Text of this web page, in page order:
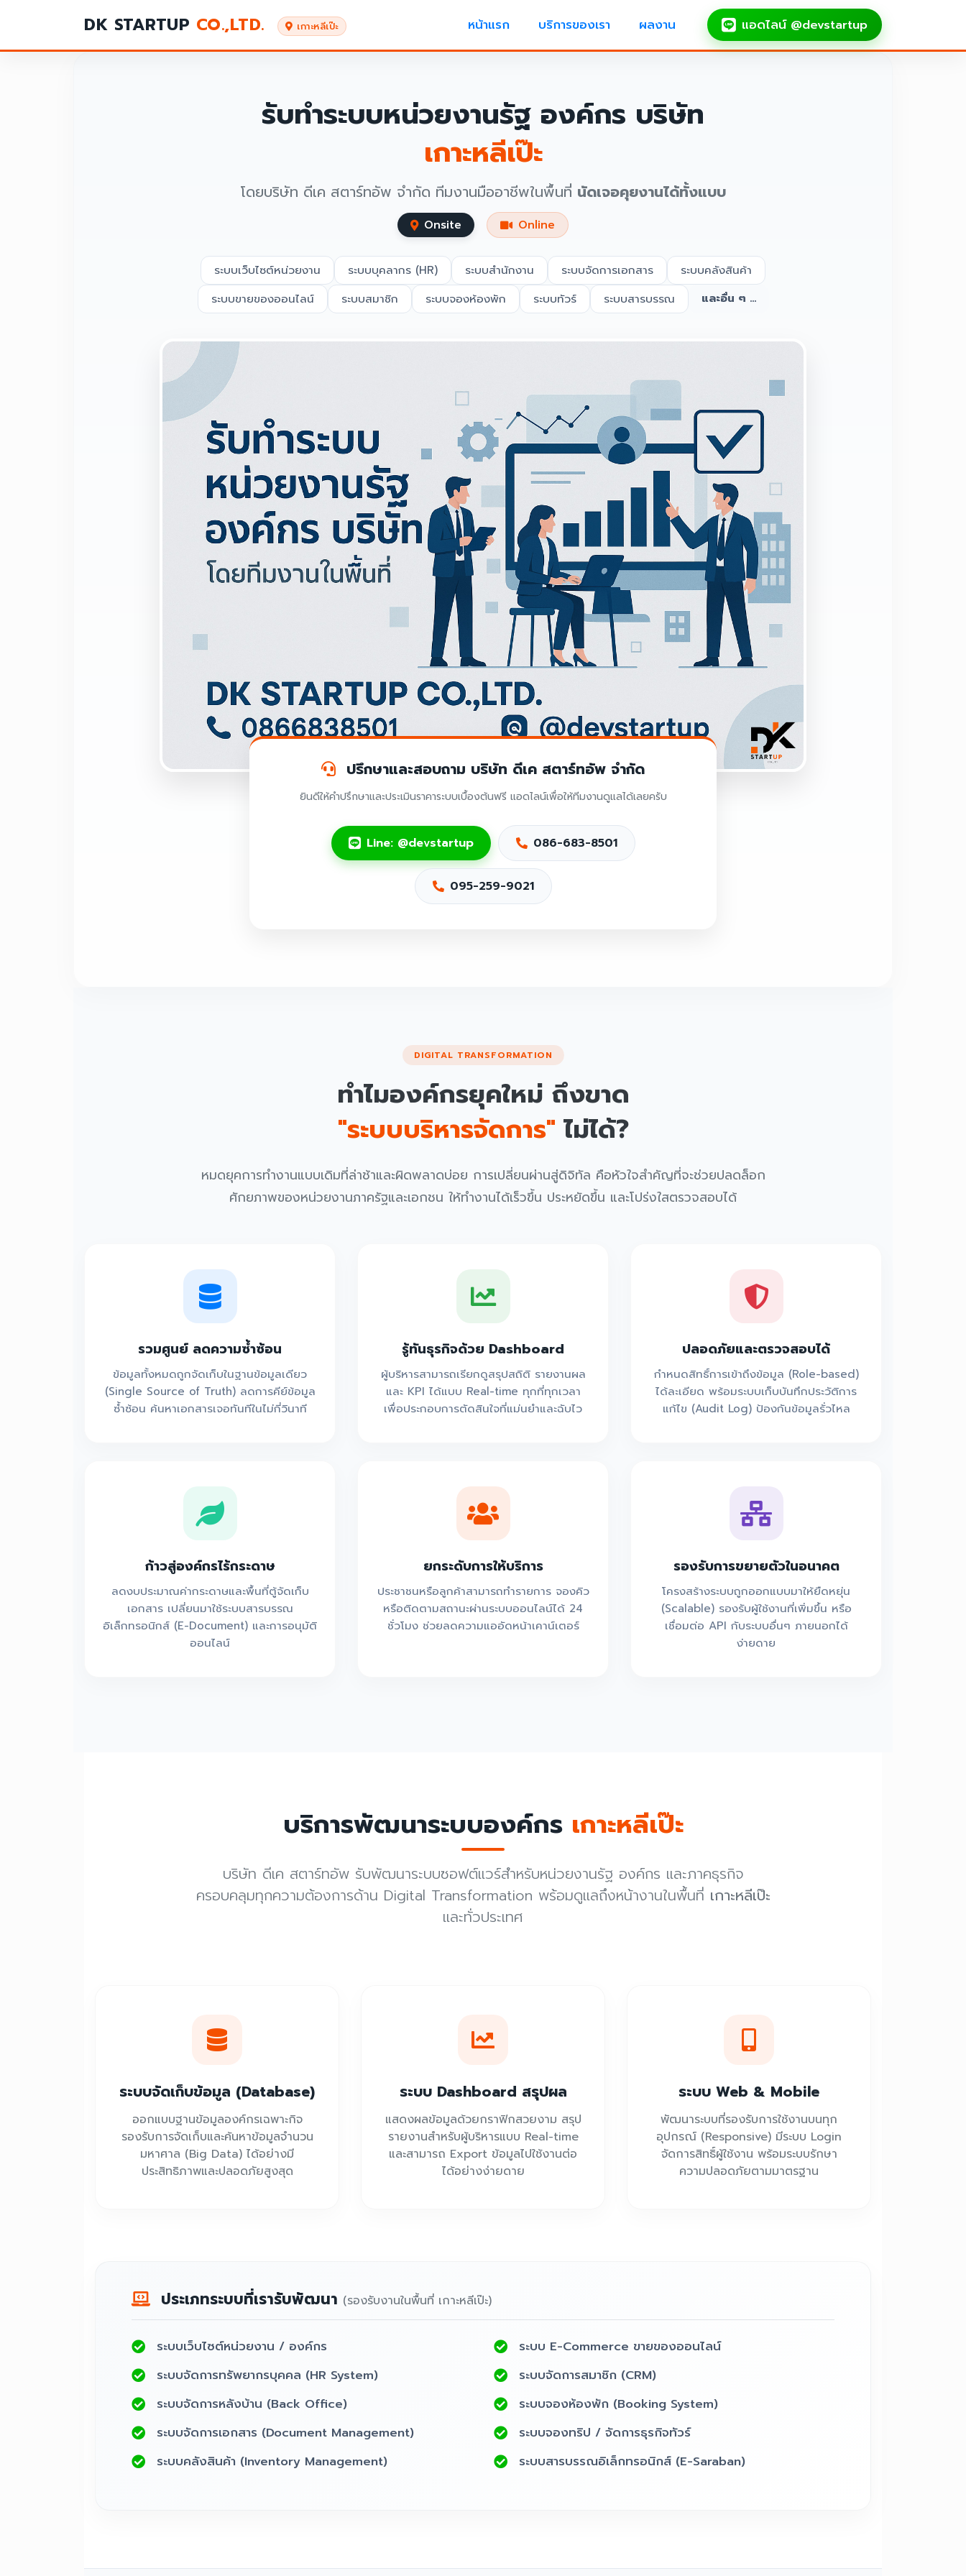
DK STARTUP CO.,LTD. เกาะหลีเป๊ะ หน้าแรก บริการของเรา ผลงาน แอดไลน์ @devstartup
รับทำระบบหน่วยงานรัฐ องค์กร บริษัท
เกาะหลีเป๊ะ
โดยบริษัท ดีเค สตาร์ทอัพ จำกัด ทีมงานมืออาชีพในพื้นที่ นัดเจอคุยงานได้ทั้งแบบ
Onsite Online
ระบบเว็บไซต์หน่วยงาน ระบบบุคลากร (HR) ระบบสำนักงาน ระบบจัดการเอกสาร
ระบบคลังสินค้า
ระบบขายของออนไลน์
ระบบสมาชิก ระบบจองห้องพัก ระบบทัวร์ ระบบสารบรรณ และอื่น ๆ ...
ปรึกษาและสอบถาม บริษัท ดีเค สตาร์ทอัพ จำกัด
ยินดีให้คำปรึกษาและประเมินราคาระบบเบื้องต้นฟรี แอดไลน์เพื่อให้ทีมงานดูแลได้เลยครับ
Line: @devstartup 086-683-8501
095-259-9021
DIGITAL TRANSFORMATION
ทำไมองค์กรยุคใหม่ ถึงขาด
"ระบบบริหารจัดการ" ไม่ได้?
หมดยุคการทำงานแบบเดิมที่ล่าช้าและผิดพลาดบ่อย การเปลี่ยนผ่านสู่ดิจิทัล คือหัวใจสำคัญที่จะช่วยปลดล็อก
ศักยภาพของหน่วยงานภาครัฐและเอกชน ให้ทำงานได้เร็วขึ้น ประหยัดขึ้น และโปร่งใสตรวจสอบได้
รวมศูนย์ ลดความซ้ำซ้อน
ข้อมูลทั้งหมดถูกจัดเก็บในฐานข้อมูลเดียว
(Single Source of Truth) ลดการคีย์ข้อมูล
ซ้ำซ้อน ค้นหาเอกสารเจอทันทีในไม่กี่วินาที
รู้ทันธุรกิจด้วย Dashboard
ผู้บริหารสามารถเรียกดูสรุปสถิติ รายงานผล
และ KPI ได้แบบ Real-time ทุกที่ทุกเวลา
เพื่อประกอบการตัดสินใจที่แม่นยำและฉับไว
ปลอดภัยและตรวจสอบได้
กำหนดสิทธิ์การเข้าถึงข้อมูล (Role-based)
ได้ละเอียด พร้อมระบบเก็บบันทึกประวัติการ
แก้ไข (Audit Log) ป้องกันข้อมูลรั่วไหล
ก้าวสู่องค์กรไร้กระดาษ
ลดงบประมาณค่ากระดาษและพื้นที่ตู้จัดเก็บ
เอกสาร เปลี่ยนมาใช้ระบบสารบรรณ
อิเล็กทรอนิกส์ (E-Document) และการอนุมัติ
ออนไลน์
ยกระดับการให้บริการ
ประชาชนหรือลูกค้าสามารถทำรายการ จองคิว
หรือติดตามสถานะผ่านระบบออนไลน์ได้ 24
ชั่วโมง ช่วยลดความแออัดหน้าเคาน์เตอร์
รองรับการขยายตัวในอนาคต
โครงสร้างระบบถูกออกแบบมาให้ยืดหยุ่น
(Scalable) รองรับผู้ใช้งานที่เพิ่มขึ้น หรือ
เชื่อมต่อ API กับระบบอื่นๆ ภายนอกได้
ง่ายดาย
บริการพัฒนาระบบองค์กร เกาะหลีเป๊ะ
บริษัท ดีเค สตาร์ทอัพ รับพัฒนาระบบซอฟต์แวร์สำหรับหน่วยงานรัฐ องค์กร และภาคธุรกิจ
ครอบคลุมทุกความต้องการด้าน Digital Transformation พร้อมดูแลถึงหน้างานในพื้นที่ เกาะหลีเป๊ะ
และทั่วประเทศ
ระบบจัดเก็บข้อมูล (Database)
ออกแบบฐานข้อมูลองค์กรเฉพาะกิจ
รองรับการจัดเก็บและค้นหาข้อมูลจำนวน
มหาศาล (Big Data) ได้อย่างมี
ประสิทธิภาพและปลอดภัยสูงสุด
ระบบ Dashboard สรุปผล
แสดงผลข้อมูลด้วยกราฟิกสวยงาม สรุป
รายงานสำหรับผู้บริหารแบบ Real-time
และสามารถ Export ข้อมูลไปใช้งานต่อ
ได้อย่างง่ายดาย
ระบบ Web & Mobile
พัฒนาระบบที่รองรับการใช้งานบนทุก
อุปกรณ์ (Responsive) มีระบบ Login
จัดการสิทธิ์ผู้ใช้งาน พร้อมระบบรักษา
ความปลอดภัยตามมาตรฐาน
ประเภทระบบที่เรารับพัฒนา (รองรับงานในพื้นที่ เกาะหลีเป๊ะ)
ระบบเว็บไซต์หน่วยงาน / องค์กร
ระบบจัดการทรัพยากรบุคคล (HR System)
ระบบจัดการหลังบ้าน (Back Office)
ระบบจัดการเอกสาร (Document Management)
ระบบคลังสินค้า (Inventory Management)
ระบบ E-Commerce ขายของออนไลน์
ระบบจัดการสมาชิก (CRM)
ระบบจองห้องพัก (Booking System)
ระบบจองทริป / จัดการธุรกิจทัวร์
ระบบสารบรรณอิเล็กทรอนิกส์ (E-Saraban)